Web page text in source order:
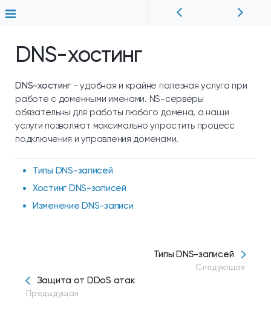
DNS-хостинг
DNS-хостинг - удобная и крайне полезная услуга при
работе с доменными именами. NS-серверы
обязательны для работы любого домена, а наши
услуги позволяют максимально упростить процесс
подключения и управления доменами.
Типы DNS-записей
Хостинг DNS-записей
Изменение DNS-записи
Защита от DDoS атак
Предыдущая
Типы DNS-записей
Следующая